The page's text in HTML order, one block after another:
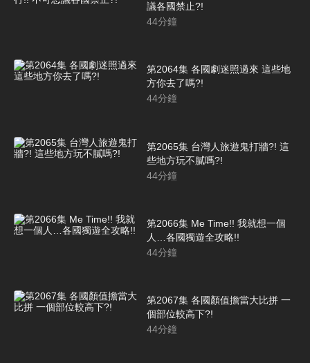
議各國禁止?!
44分鐘
第2064集 各國劇迷照過來 這些地
方你去了嗎?!
44分鐘
第2065集 台灣人旅遊鬼打牆?! 這
些地方玩不膩嗎?!
44分鐘
第2066集 Me Time!! 我就想一個
人…各國獨遊全攻略!!
44分鐘
第2067集 各國顏值擔當大比拼 一
個部位較高下?!
44分鐘